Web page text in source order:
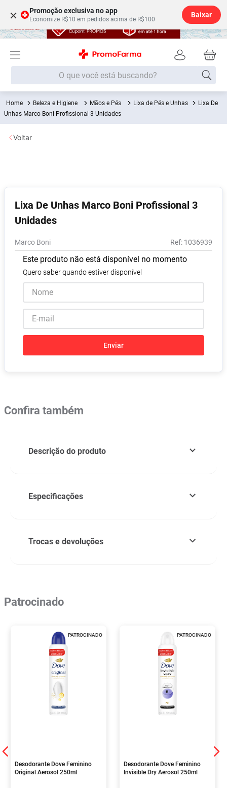
× Promoção exclusiva no app
Economize R$10 em pedidos acima de R$100
Baixar
O que você está buscando?
Beleza e Higiene Mãos e Pés Lixa de Pés e Unhas
Lixa De
Unhas Marco Boni Profissional 3 Unidades
Lixa De Unhas Marco Boni Profissional 3
Unidades
Marco Boni : 1036939
Este produto não está disponível no momento
Quero saber quando estiver disponível
Enviar
Voltar
Confira também
Descrição do produto
Especificações
Trocas e devoluções
Patrocinado
PATROCINADO
Desodorante Dove Feminino
Original Aerosol 250ml
PATROCINADO
Desodorante Dove Feminino
Invisible Dry Aerosol 250ml
Termos mais buscados
1º Fralda
2
6 º Shampoo
7º Desodorante
8º Absorvente
9º Lavitan
10º Vitamina D